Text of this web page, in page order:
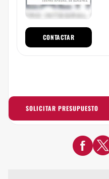
CONTACTAR
SOLICITAR PRESUPUESTO